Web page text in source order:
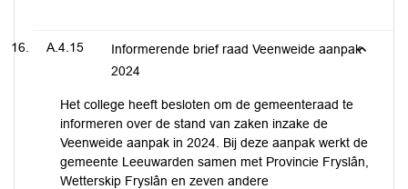
A.4.15
Informerende brief raad Veenweide aanpak
2024
Het college heeft besloten om de gemeenteraad te
informeren over de stand van zaken inzake de
Veenweide aanpak in 2024. Bij deze aanpak werkt de
gemeente Leeuwarden samen met Provincie Fryslân,
Wetterskip Fryslân en zeven andere